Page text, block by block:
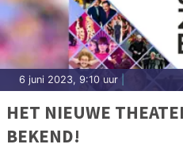
6 juni 2023, 9:10 uur
HET NIEUWE
BEKEND!